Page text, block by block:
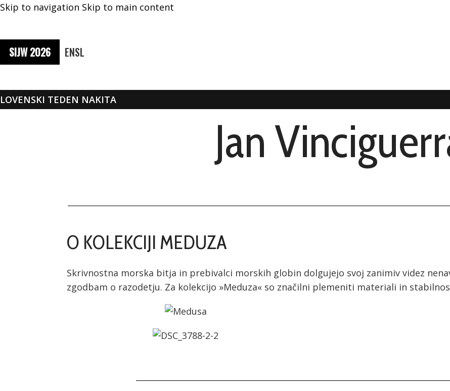
Skip to navigation Skip to main content
SIJW 2026 ENSL
TEDEN NAKITA
Jan
O KOLEKCIJI MEDUZA
Skrivnostna morska bitja in prebivalci morskih globin dolgujejo svoj zanimiv videz
zgodbam o razodetju. Za kolekcijo »Meduza« so značilni plemeniti materiali in